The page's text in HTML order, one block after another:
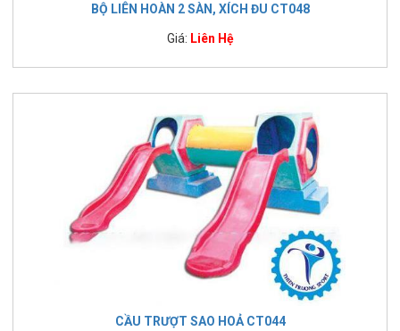
BỘ LIÊN HOÀN 2 SÀN, XÍCH ĐU CT048
Giá: Liên Hệ
CẦU TRƯỢT SAO HOẢ CT044